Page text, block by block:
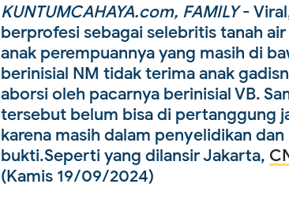
KUNTUMCAHAYA.com, FAMILY-
berprofesi sebagai selebritis tanah
anak perempuannya yang masih di
berinisial NM tidak terima anak
aborsi oleh pacarnya berinisial VB.
tersebut belum bisa di pertanggung
karena masih dalam penyelidikan
bukti.Seperti yang dilansir Jakarta,
(Kamis 19/09/2024)